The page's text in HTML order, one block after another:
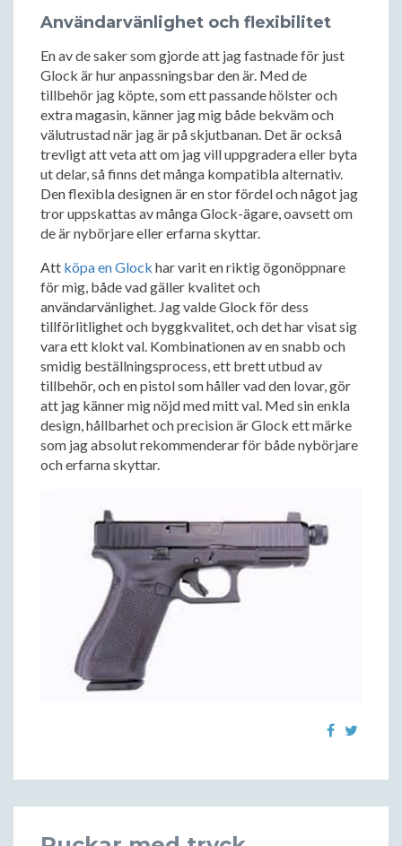
Användarvänlighet och flexibilitet
En av de saker som gjorde att jag fastnade för just
Glock är hur anpassningsbar den är. Med de
tillbehör jag köpte, som ett passande hölster och
extra magasin, känner jag mig både bekväm och
välutrustad när jag är på skjutbanan. Det är också
trevligt att veta att om jag vill uppgradera eller byta
ut delar, så finns det många kompatibla alternativ.
Den flexibla designen är en stor fördel och något jag
tror uppskattas av många Glock-ägare, oavsett om
de är nybörjare eller erfarna skyttar.
Att köpa en Glock har varit en riktig ögonöppnare
för mig, både vad gäller kvalitet och
användarvänlighet. Jag valde Glock för dess
tillförlitlighet och byggkvalitet, och det har visat sig
vara ett klokt val. Kombinationen av en snabb och
smidig beställningsprocess, ett brett utbud av
tillbehör, och en pistol som håller vad den lovar, gör
att jag känner mig nöjd med mitt val. Med sin enkla
design, hållbarhet och precision är Glock ett märke
som jag absolut rekommenderar för både nybörjare
och erfarna skyttar.